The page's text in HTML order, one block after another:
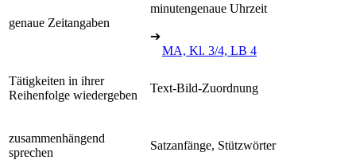
genaue Zeitangaben
minutengenaue Uhrzeit
➔
MA, Kl. 3/4, LB 4
Tätigkeiten in ihrer
Reihenfolge wiedergeben
Text-Bild-Zuordnung
zusammenhängend
sprechen
Satzanfänge, Stützwörter